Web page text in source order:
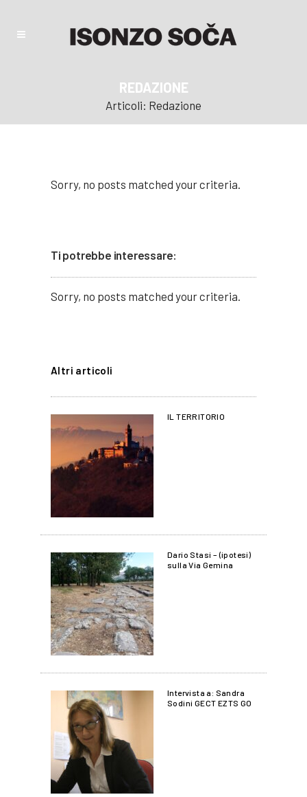
REDAZIONE
Articoli: Redazione
Sorry, no posts matched your criteria.
Ti potrebbe interessare:
Sorry, no posts matched your criteria.
Altri articoli
IL TERRITORIO
Dario Stasi – (ipotesi)
sulla Via Gemina
Intervista a: Sandra
Sodini GECT EZTS GO